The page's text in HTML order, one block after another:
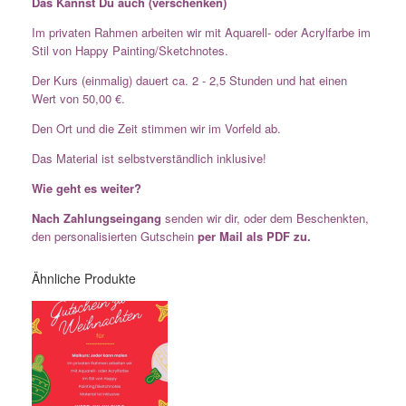
Im privaten Rahmen arbeiten wir mit Aquarell- oder Acrylfarbe im
Stil von Happy Painting/Sketchnotes.
Der Kurs (einmalig) dauert ca. 2 - 2,5 Stunden und hat einen
Wert von 50,00 €.
Den Ort und die Zeit stimmen wir im Vorfeld ab.
Das Material ist selbstverständlich inklusive!
Wie geht es weiter?
Nach Zahlungseingang senden wir dir, oder dem Beschenkten,
den personalisierten Gutschein per Mail als PDF zu.
Ähnliche Produkte